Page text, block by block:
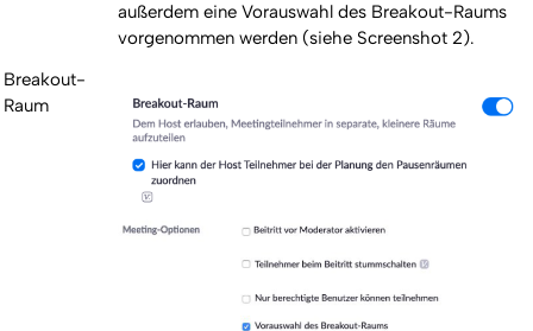
Breakout-
Raum
außerdem eine Vorauswahl des Breakout-Raums
vorgenommen werden (siehe Screenshot 2).